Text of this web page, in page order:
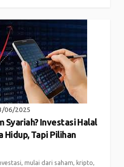
06/2025
Syariah? Investasi Halal
Hidup, Tapi Pilihan
mulai dari saham, kripto,